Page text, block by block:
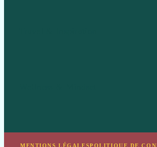
MENTIONS LÉGALESPOLITIQUE DE